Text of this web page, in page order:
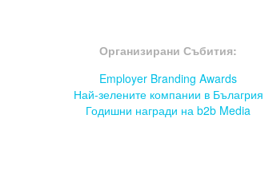
Организирани Събития:
Employer Branding Awards
Най-зелените компании в Бълагрия
Годишни награди на b2b Media